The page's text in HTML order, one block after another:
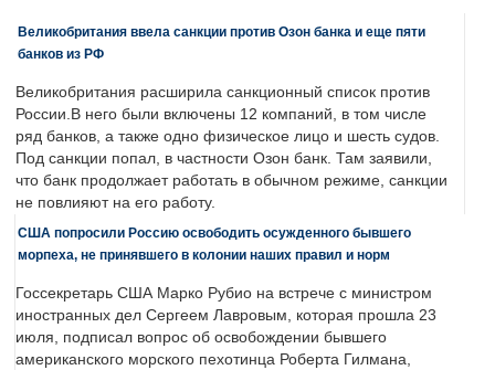
Великобритания ввела санкции против Озон банка и еще пяти
банков из РФ
Великобритания расширила санкционный список против
России.В него были включены 12 компаний, в том числе
ряд банков, а также одно физическое лицо и шесть судов.
Под санкции попал, в частности Озон банк. Там заявили,
что банк продолжает работать в обычном режиме, санкции
не повлияют на его работу.
США попросили Россию освободить осужденного бывшего
морпеха, не принявшего в колонии наших правил и норм
Госсекретарь США Марко Рубио на встрече с министром
иностранных дел Сергеем Лавровым, которая прошла 23
июля, подписал вопрос об освобождении бывшего
американского морского пехотинца Роберта Гилмана,